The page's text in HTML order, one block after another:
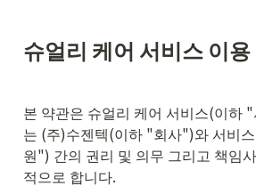
슈얼리 케어 서비스 이
본 약관은 슈얼리 케어 서비스(이하
는 (주)수젠텍(이하 "회사")와 서비
원") 간의 권리 및 의무 그리고 책임
적으로 합니다.